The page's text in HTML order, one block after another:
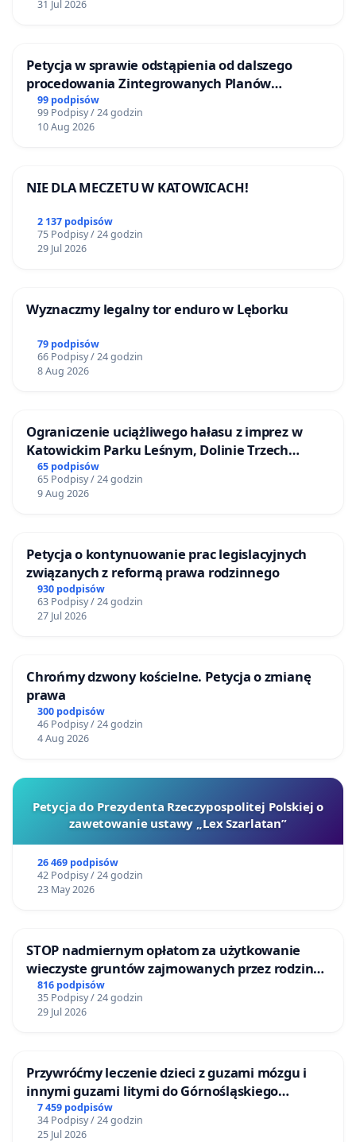
31 Jul 2026
Petycja w sprawie odstąpienia od dalszego
procedowania Zintegrowanych Planów
Inwestycyjnych „Myślenice – Barnasiówka” oraz
„Myślenice – Bukówka”
99 podpisów
99 Podpisy / 24 godzin
10 Aug 2026
NIE DLA MECZETU W KATOWICACH!
2 137 podpisów
75 Podpisy / 24 godzin
29 Jul 2026
Wyznaczmy legalny tor enduro w Lęborku
79 podpisów
66 Podpisy / 24 godzin
8 Aug 2026
Ograniczenie uciążliwego hałasu z imprez w
Katowickim Parku Leśnym, Dolinie Trzech
Stawów i na Lotnisku Muchowiec
65 podpisów
65 Podpisy / 24 godzin
9 Aug 2026
Petycja o kontynuowanie prac legislacyjnych
związanych z reformą prawa rodzinnego
930 podpisów
63 Podpisy / 24 godzin
27 Jul 2026
Chrońmy dzwony kościelne. Petycja o zmianę
prawa
300 podpisów
46 Podpisy / 24 godzin
4 Aug 2026
Petycja do Prezydenta Rzeczypospolitej Polskiej o
zawetowanie ustawy „Lex Szarlatan”
26 469 podpisów
42 Podpisy / 24 godzin
23 May 2026
STOP nadmiernym opłatom za użytkowanie
wieczyste gruntów zajmowanych przez rodzinne
ogrody działkowe.
816 podpisów
35 Podpisy / 24 godzin
29 Jul 2026
Przywróćmy leczenie dzieci z guzami mózgu i
innymi guzami litymi do Górnośląskiego
Centrum Zdrowia Dziecka w Katowicach
7 459 podpisów
34 Podpisy / 24 godzin
25 Jul 2026